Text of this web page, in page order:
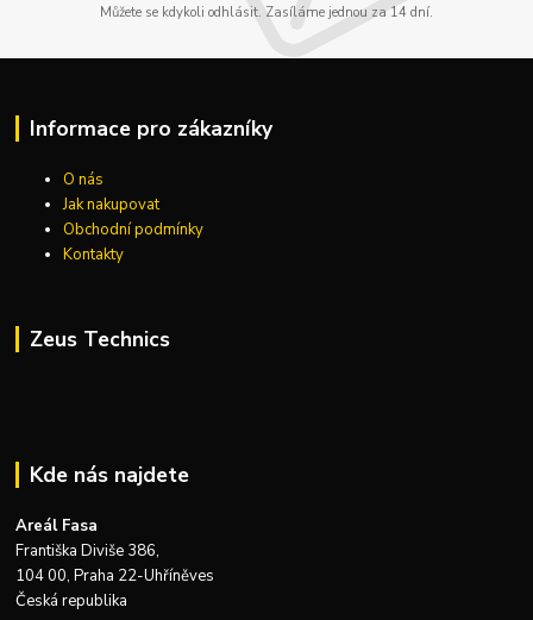
Můžete se kdykoli odhlásit. Zasíláme jednou za 14 dní.
Informace pro zákazníky
O nás
Jak nakupovat
Obchodní podmínky
Kontakty
Zeus Technics
Kde nás najdete
Areál Fasa
Františka Diviše 386,
104 00, Praha 22-Uhříněves
Česká republika